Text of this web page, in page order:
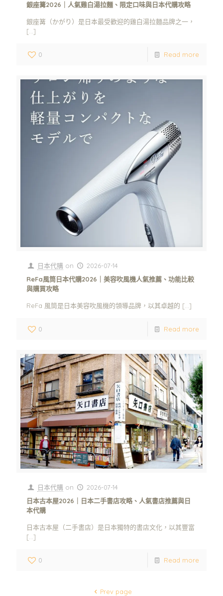
銀座篝2026｜人氣雞白湯拉麵、限定口味與日本代購攻略
銀座篝（かがり）是日本最受歡迎的雞白湯拉麵品牌之一，
[…]
0 Read more
日本代購 on
2026-07-14
ReFa風筒日本代購2026｜美容吹風機人氣推薦、功能比較
與購買攻略
ReFa 風筒是日本美容吹風機的領導品牌，以其卓越的 […]
0 Read more
日本代購 on
2026-07-14
日本古本屋2026｜日本二手書店攻略、人氣書店推薦與日
本代購
日本古本屋（二手書店）是日本獨特的書店文化，以其豐富
[…]
0 Read more
Prev page